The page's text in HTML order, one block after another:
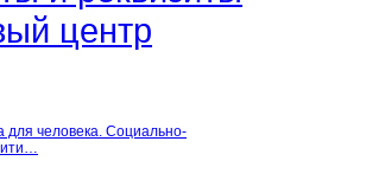
центр
для человека. Социально-